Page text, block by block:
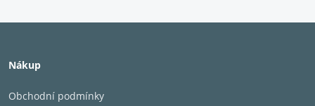
Nákup
Obchodní podmínky